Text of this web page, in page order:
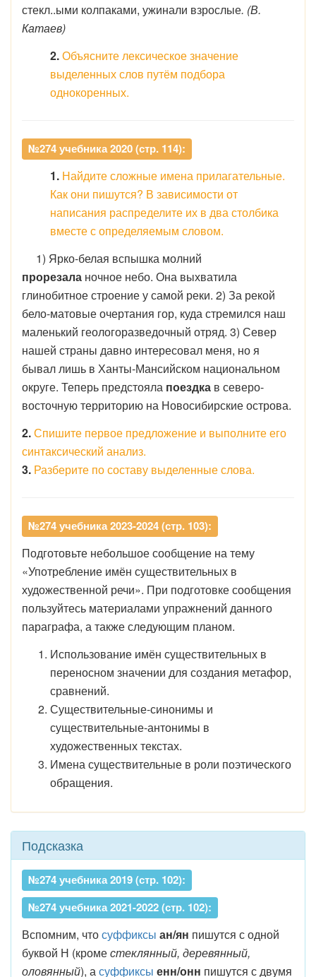
стекл..ыми колпаками, ужинали взрослые. (В.
Катаев)
2.Объясните лексическое значение
выделенных слов путём подбора
однокоренных.
№274 учебника 2020 (стр. 114):
1. Найдите сложные имена прилагательные.
Как они пишутся? В зависимости от
написания распределите их в два столбика
вместе с определяемым словом.
1) Ярко-белая вспышка молний
прорезала ночное небо. Она выхватила
глинобитное строение у самой реки. 2) За рекой
бело-матовые очертания гор, куда стремился наш
маленький геологоразведочный отряд. 3) Север
нашей страны давно интересовал меня, но я
бывал лишь в Ханты-Мансийском национальном
округе. Теперь предстояла поездка в северо-
восточную территорию на Новосибирские острова.
2.Спишите первое предложение и выполните его
синтаксический анализ.
3. Разберите по составу выделенные слова.
№274 учебника 2023-2024 (стр. 103):
Подготовьте небольшое сообщение на тему
«Употребление имён существительных в
художественной речи». При подготовке сообщения
пользуйтесь материалами упражнений данного
параграфа, а также следующим планом.
Использование имён существительных в
переносном значении для создания метафор,
сравнений.
Существительные-синонимы и
существительные-антонимы в
художественных текстах.
Имена существительные в роли поэтического
обращения.
Подсказка
№274 учебника 2019 (стр. 102):
№274 учебника 2021-2022 (стр. 102):
Вспомним, чтосуффиксы ан/ян пишутся с одной
буквой Н (кроместеклянный, деревянный,
оловянный), асуффиксы енн/онн пишутся с двумя